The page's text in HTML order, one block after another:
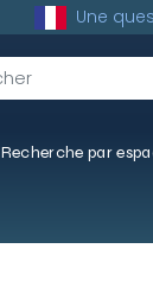
Une
Recherche par